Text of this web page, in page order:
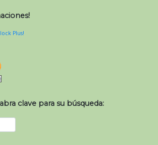
Plus!
clave para su búsqueda: